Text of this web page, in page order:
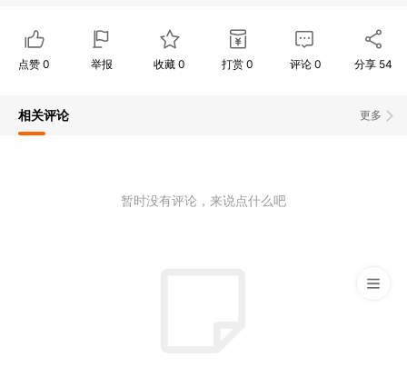
点赞 0 举报 收藏0 打赏 0 评论 0 分享 54
更多
相关评论
暂时没有评论，来说点什么吧